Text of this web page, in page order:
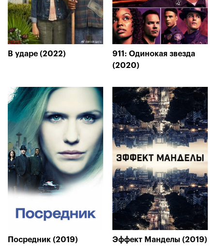
В ударе (2022)
911: Одинокая звезда
(2020)
Посредник (2019) Эффект Манделы (2019)